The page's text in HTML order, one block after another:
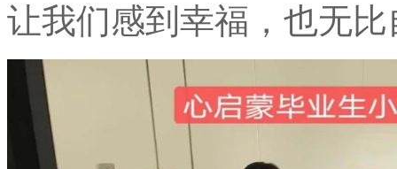
让我们感到幸福，也无比